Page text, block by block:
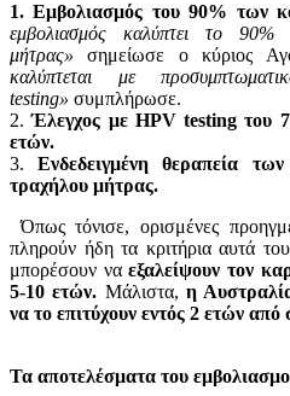
1. Εμβολιασμός του 90% των
εμβολιασμός καλύπτει το
μήτρας» σημείωσε ο κύριος
καλύπτεται με
testing» συμπλήρωσε.
2.Έλεγχος με HPV testing του
ετών.
3.Ενδεδειγμένη θεραπεία
τραχήλου μήτρας.
Όπως τόνισε, ορισμένες
πληρούν ήδη τα κριτήρια αυτά
μπορέσουν ναεξαλείψουν τον
5-10 ετών. Μάλιστα, η
να το επιτύχουν εντός 2 ετών
Τα αποτελέσματα του